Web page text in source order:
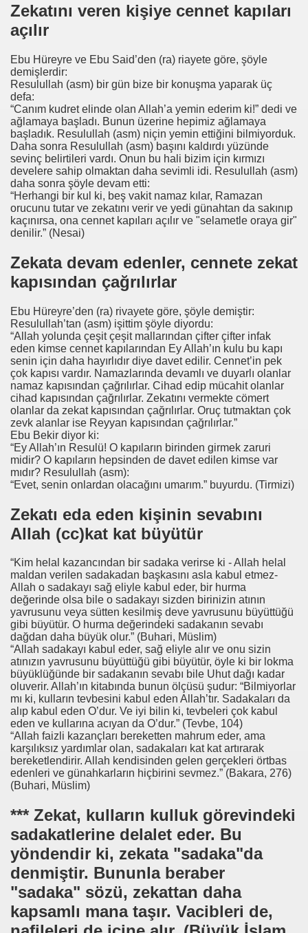
Zekatını veren kişiye cennet kapıları
açılır
Ebu Hüreyre ve Ebu Said’den (ra) riayete göre, şöyle
demişlerdir:
Resulullah (asm) bir gün bize bir konuşma yaparak üç
defa:
“Canım kudret elinde olan Allah’a yemin ederim ki!” dedi ve
ağlamaya başladı. Bunun üzerine hepimiz ağlamaya
başladık. Resulullah (asm) niçin yemin ettiğini bilmiyorduk.
Daha sonra Resulullah (asm) başını kaldırdı yüzünde
sevinç belirtileri vardı. Onun bu hali bizim için kırmızı
develere sahip olmaktan daha sevimli idi. Resulullah (asm)
daha sonra şöyle devam etti:
“Herhangi bir kul ki, beş vakit namaz kılar, Ramazan
orucunu tutar ve zekatını verir ve yedi günahtan da sakınıp
kaçınırsa, ona cennet kapıları açılır ve "selametle oraya gir"
denilir.” (Nesai)
Zekata devam edenler, cennete zekat
kapısından çağrılırlar
Ebu Hüreyre’den (ra) rivayete göre, şöyle demiştir:
Resulullah’tan (asm) işittim şöyle diyordu:
“Allah yolunda çeşit çeşit mallarından çifter çifter infak
eden kimse cennet kapılarından Ey Allah’ın kulu bu kapı
senin için daha hayırlıdır diye davet edilir. Cennet’in pek
çok kapısı vardır. Namazlarında devamlı ve duyarlı olanlar
namaz kapısından çağrılırlar. Cihad edip mücahit olanlar
cihad kapısından çağrılırlar. Zekatını vermekte cömert
olanlar da zekat kapısından çağrılırlar. Oruç tutmaktan çok
zevk alanlar ise Reyyan kapısından çağrılırlar.”
Ebu Bekir diyor ki:
“Ey Allah’ın Resulü! O kapıların birinden girmek zaruri
midir? O kapıların hepsinden de davet edilen kimse var
mıdır? Resulullah (asm):
“Evet, senin onlardan olacağını umarım.” buyurdu. (Tirmizi)
Zekatı eda eden kişinin sevabını
Allah (cc)kat kat büyütür
“Kim helal kazancından bir sadaka verirse ki - Allah helal
maldan verilen sadakadan başkasını asla kabul etmez-
Allah o sadakayı sağ eliyle kabul eder, bir hurma
değerinde olsa bile o sadakayı sizden birinizin atının
yavrusunu veya sütten kesilmiş deve yavrusunu büyüttüğü
gibi büyütür. O hurma değerindeki sadakanın sevabı
dağdan daha büyük olur.” (Buhari, Müslim)
“Allah sadakayı kabul eder, sağ eliyle alır ve onu sizin
atınızın yavrusunu büyüttüğü gibi büyütür, öyle ki bir lokma
büyüklüğünde bir sadakanın sevabı bile Uhut dağı kadar
oluverir. Allah’ın kitabında bunun ölçüsü şudur: “Bilmiyorlar
mı ki, kulların tevbesini kabul eden Allah’tır. Sadakaları da
alıp kabul eden O’dur. Ve iyi bilin ki, tevbeleri çok kabul
eden ve kullarına acıyan da O’dur.” (Tevbe, 104)
“Allah faizli kazançları bereketten mahrum eder, ama
karşılıksız yardımlar olan, sadakaları kat kat artırarak
bereketlendirir. Allah kendisinden gelen gerçekleri örtbas
edenleri ve günahkarların hiçbirini sevmez.” (Bakara, 276)
(Buhari, Müslim)
*** Zekat, kulların kulluk görevindeki
sadakatlerine delalet eder. Bu
yöndendir ki, zekata "sadaka"da
denmiştir. Bununla beraber
"sadaka" sözü, zekattan daha
kapsamlı mana taşır. Vacibleri de,